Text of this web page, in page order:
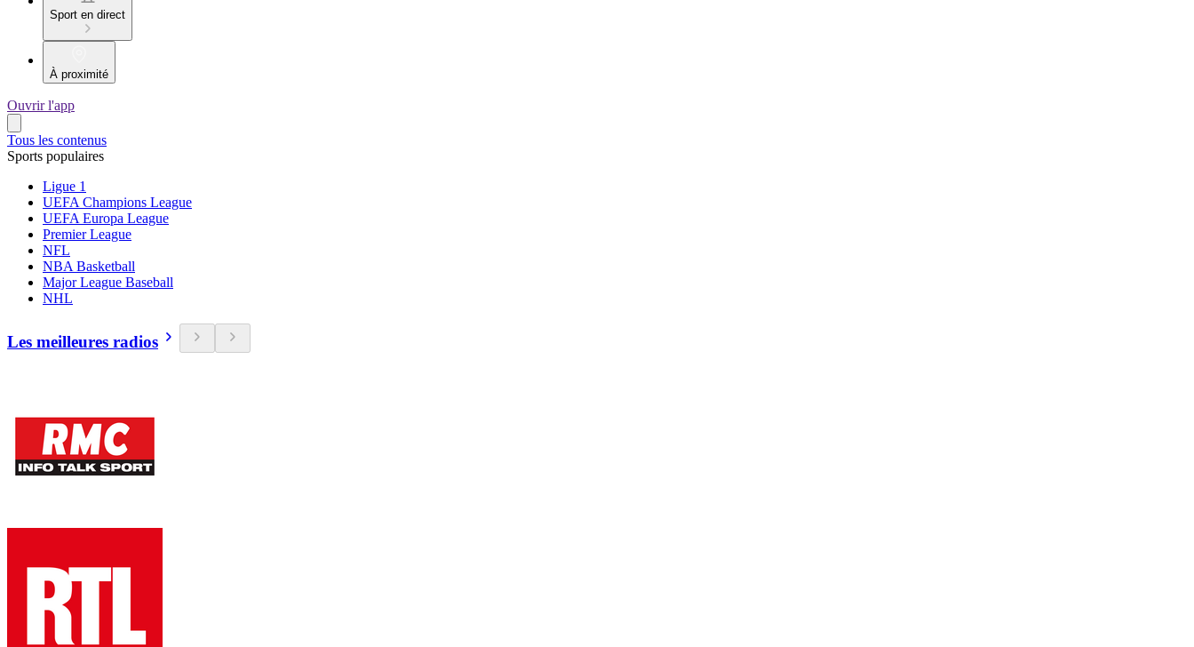
Sport en direct
À proximité
Ouvrir l'app
Tous les contenus
Sports populaires
Ligue 1
UEFA Champions League
UEFA Europa League
Premier League
NFL
NBA Basketball
Major League Baseball
NHL
Les meilleures radios